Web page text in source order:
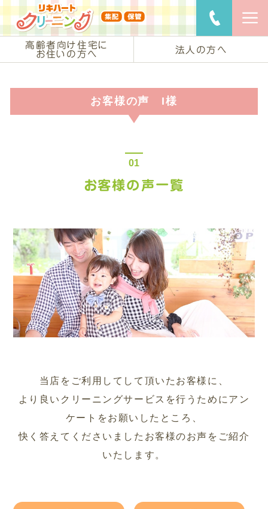
リキハート
高齢者向け住宅に
お住いの方へ
法人の方へ
ご用
お客様の声 I様
お客様の声一覧
当店をご利用してして頂いたお客様に、
より良いクリーニングサービスを行うためにアン
ケートをお願いしたところ、
快く答えてくださいましたお客様のお声をご紹介
いたします。